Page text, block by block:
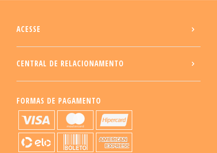
ACESSE
CENTRAL DE RELACIONAMENTO
FORMAS DE PAGAMENTO